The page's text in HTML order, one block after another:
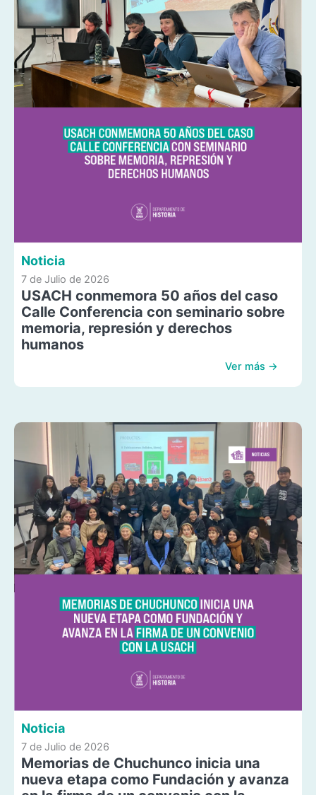
Noticia
7 de Julio de 2026
USACH conmemora 50 años del caso
Calle Conferencia con seminario sobre
memoria, represión y derechos
humanos
Ver más →
Noticia
7 de Julio de 2026
Memorias de Chuchunco inicia una
nueva etapa como Fundación y avanza